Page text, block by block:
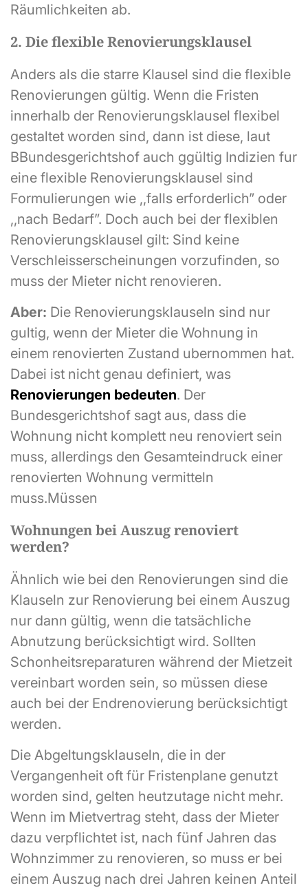
Räumlichkeiten ab.
2. Die flexible Renovierungsklausel
Anders als die starre Klausel sind die flexible
Renovierungen gültig. Wenn die Fristen
innerhalb der Renovierungsklausel flexibel
gestaltet worden sind, dann ist diese, laut
BBundesgerichtshof auch ggültig Indizien fur
eine flexible Renovierungsklausel sind
Formulierungen wie ,,falls erforderlich” oder
,,nach Bedarf”. Doch auch bei der flexiblen
Renovierungsklausel gilt: Sind keine
Verschleisserscheinungen vorzufinden, so
muss der Mieter nicht renovieren.
Aber: Die Renovierungsklauseln sind nur
gultig, wenn der Mieter die Wohnung in
einem renovierten Zustand ubernommen hat.
Dabei ist nicht genau definiert, was
Renovierungen bedeuten. Der
Bundesgerichtshof sagt aus, dass die
Wohnung nicht komplett neu renoviert sein
muss, allerdings den Gesamteindruck einer
renovierten Wohnung vermitteln
muss.Müssen
Wohnungen bei Auszug renoviert
werden?
Ähnlich wie bei den Renovierungen sind die
Klauseln zur Renovierung bei einem Auszug
nur dann gültig, wenn die tatsächliche
Abnutzung berücksichtigt wird. Sollten
Schonheitsreparaturen während der Mietzeit
vereinbart worden sein, so müssen diese
auch bei der Endrenovierung berücksichtigt
werden.
Die Abgeltungsklauseln, die in der
Vergangenheit oft für Fristenplane genutzt
worden sind, gelten heutzutage nicht mehr.
Wenn im Mietvertrag steht, dass der Mieter
dazu verpflichtet ist, nach fünf Jahren das
Wohnzimmer zu renovieren, so muss er bei
einem Auszug nach drei Jahren keinen Anteil